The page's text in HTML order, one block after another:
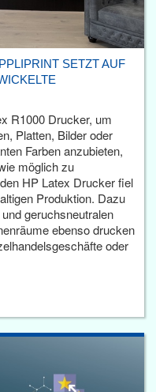
SETZT AUF
R1000 Drucker, um
Platten, Bilder oder
Farben anzubieten,
möglich zu
HP Latex Drucker fiel
Produktion. Dazu
geruchsneutralen
ebenso drucken
oder